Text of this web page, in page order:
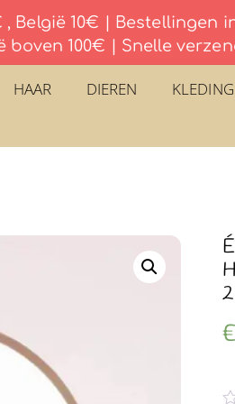
België 10€ |
boven 100€ | Snelle
HAAR DIEREN KLEDING
€